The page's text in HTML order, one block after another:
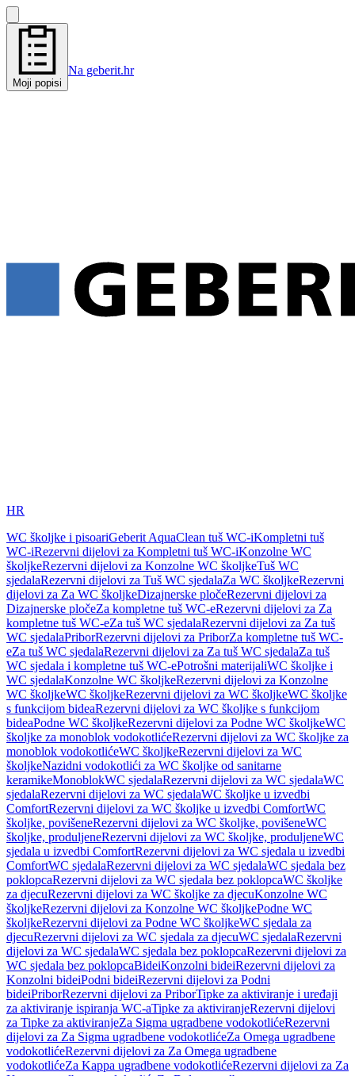
Moji popisi
Na geberit.hr
HR
WC školjke i pisoariGeberit AquaClean tuš WC-iKompletni tuš
WC-iRezervni dijelovi za Kompletni tuš WC-iKonzolne WC
školjkeRezervni dijelovi za Konzolne WC školjkeTuš WC
sjedalaRezervni dijelovi za Tuš WC sjedalaZa WC školjkeRezervni
dijelovi za Za WC školjkeDizajnerske pločeRezervni dijelovi za
Dizajnerske pločeZa kompletne tuš WC-eRezervni dijelovi za Za
kompletne tuš WC-eZa tuš WC sjedalaRezervni dijelovi za Za tuš
WC sjedalaPriborRezervni dijelovi za PriborZa kompletne tuš WC-
eZa tuš WC sjedalaRezervni dijelovi za Za tuš WC sjedalaZa tuš
WC sjedala i kompletne tuš WC-ePotrošni materijaliWC školjke i
WC sjedalaKonzolne WC školjkeRezervni dijelovi za Konzolne
WC školjkeWC školjkeRezervni dijelovi za WC školjkeWC školjke
s funkcijom bideaRezervni dijelovi za WC školjke s funkcijom
bideaPodne WC školjkeRezervni dijelovi za Podne WC školjkeWC
školjke za monoblok vodokotlićeRezervni dijelovi za WC školjke za
monoblok vodokotlićeWC školjkeRezervni dijelovi za WC
školjkeNazidni vodokotlići za WC školjke od sanitarne
keramikeMonoblokWC sjedalaRezervni dijelovi za WC sjedalaWC
sjedalaRezervni dijelovi za WC sjedalaWC školjke u izvedbi
ComfortRezervni dijelovi za WC školjke u izvedbi ComfortWC
školjke, povišeneRezervni dijelovi za WC školjke, povišeneWC
školjke, produljeneRezervni dijelovi za WC školjke, produljeneWC
sjedala u izvedbi ComfortRezervni dijelovi za WC sjedala u izvedbi
ComfortWC sjedalaRezervni dijelovi za WC sjedalaWC sjedala bez
poklopcaRezervni dijelovi za WC sjedala bez poklopcaWC školjke
za djecuRezervni dijelovi za WC školjke za djecuKonzolne WC
školjkeRezervni dijelovi za Konzolne WC školjkePodne WC
školjkeRezervni dijelovi za Podne WC školjkeWC sjedala za
djecuRezervni dijelovi za WC sjedala za djecuWC sjedalaRezervni
dijelovi za WC sjedalaWC sjedala bez poklopcaRezervni dijelovi za
WC sjedala bez poklopcaBideiKonzolni bideiRezervni dijelovi za
Konzolni bideiPodni bideiRezervni dijelovi za Podni
bideiPriborRezervni dijelovi za PriborTipke za aktiviranje i uređaji
za aktiviranje ispiranja WC-aTipke za aktiviranjeRezervni dijelovi
za Tipke za aktiviranjeZa Sigma ugradbene vodokotlićeRezervni
dijelovi za Za Sigma ugradbene vodokotlićeZa Omega ugradbene
vodokotlićeRezervni dijelovi za Za Omega ugradbene
vodokotlićeZa Kappa ugradbene vodokotlićeRezervni dijelovi za Za